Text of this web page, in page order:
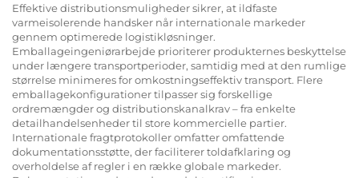
Effektive distributionsmuligheder sikrer, at ildfaste
varmeisolerende handsker når internationale markeder
gennem optimerede logistikløsninger.
Emballageingeniørarbejde prioriterer produkternes beskyttelse
under længere transportperioder, samtidig med at den rumlige
størrelse minimeres for omkostningseffektiv transport. Flere
emballagekonfigurationer tilpasser sig forskellige
ordremængder og distributionskanalkrav – fra enkelte
detailhandelsenheder til store kommercielle partier.
Internationale fragtprotokoller omfatter omfattende
dokumentationsstøtte, der faciliterer toldafklaring og
overholdelse af regler i en række globale markeder.